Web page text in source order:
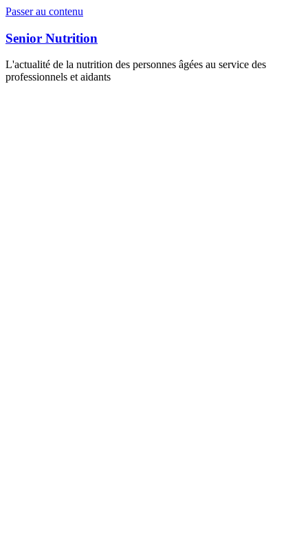
Passer au contenu
Senior Nutrition
L'actualité de la nutrition des personnes âgées au service des
professionnels et aidants